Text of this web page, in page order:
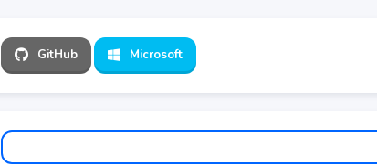
GitHub Microsoft